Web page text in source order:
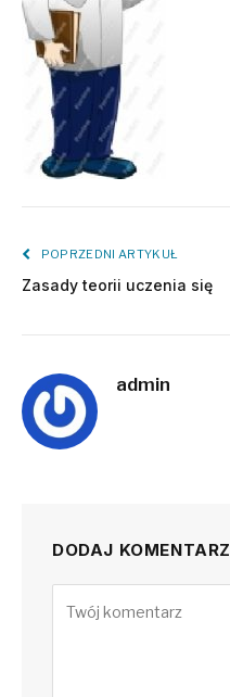
POPRZEDNI ARTYKUŁ
Zasady teorii uczenia się
admin
DODAJ KOMENTARZ